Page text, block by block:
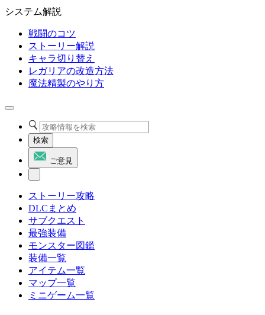
システム解説
戦闘のコツ
ストーリー解説
キャラ切り替え
レガリアの改造方法
魔法精製のやり方
検索
ご意見
ストーリー攻略
DLCまとめ
サブクエスト
最強装備
モンスター図鑑
装備一覧
アイテム一覧
マップ一覧
ミニゲーム一覧